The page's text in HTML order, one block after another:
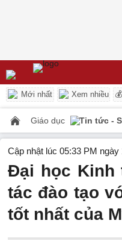
Mới nhất Xem nhiều
Giáo dục Tin tức -
Cập nhật lúc 05:33 PM ngày
Đại học Kinh
tác đào tạo
tốt nhất của